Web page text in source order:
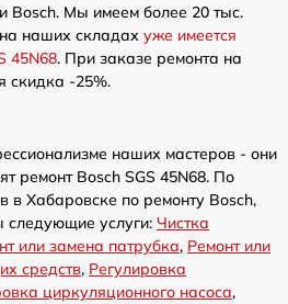
Bosch. Мы имеем более 20 тыс.
наших складах уже имеется
45N68. При заказе ремонта на
скидка -25%.
наших мастеров - они
ремонт Bosch SGS 45N68. По
Хабаровске по ремонту Bosch,
следующие услуги: Чистка
или замена патрубка, Ремонт или
средств, Регулировка
циркуляционного насоса,